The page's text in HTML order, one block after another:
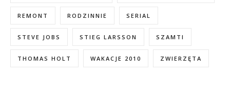
REMONT RODZINNIE SERIAL
STEVE JOBS STIEG LARSSON SZAMTI
THOMAS HOLT WAKACJE 2010 ZWIERZĘTA